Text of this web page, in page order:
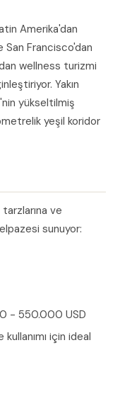
Amerika'dan
San Francisco'dan
wellness turizmi
Yakın
yükseltilmiş
yeşil koridor
ve
sunuyor:
- 550.000 USD
için ideal